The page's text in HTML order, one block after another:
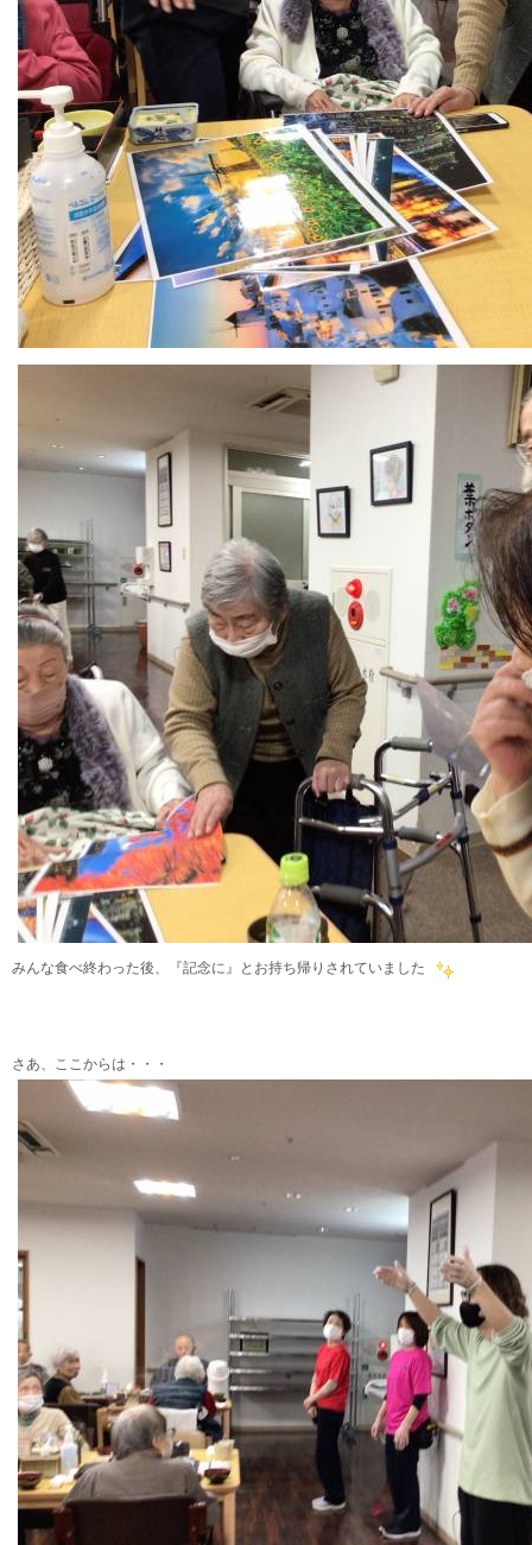
みんな食べ終わった後、『記念に』とお持ち帰りされていました
さあ、ここからは・・・